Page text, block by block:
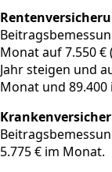
Monat auf 7.550 €
Jahr steigen und
Monat und 89.400
5.775 € im Monat.